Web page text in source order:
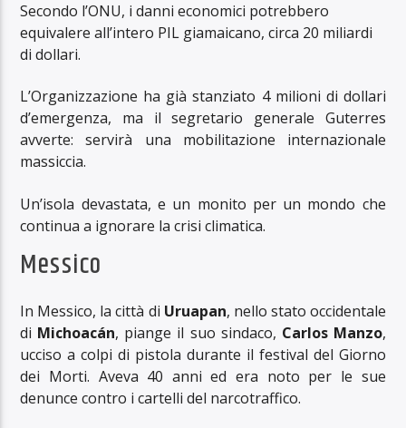
Secondo l’ONU, i danni economici potrebbero
equivalere all’intero PIL giamaicano, circa 20 miliardi
di dollari.
L’Organizzazione ha già stanziato 4 milioni di dollari
d’emergenza, ma il segretario generale Guterres
avverte: servirà una mobilitazione internazionale
massiccia.
Un’isola devastata, e un monito per un mondo che
continua a ignorare la crisi climatica.
Messico
In Messico, la città di Uruapan, nello stato occidentale
di Michoacán, piange il suo sindaco, Carlos Manzo,
ucciso a colpi di pistola durante il festival del Giorno
dei Morti. Aveva 40 anni ed era noto per le sue
denunce contro i cartelli del narcotraffico.